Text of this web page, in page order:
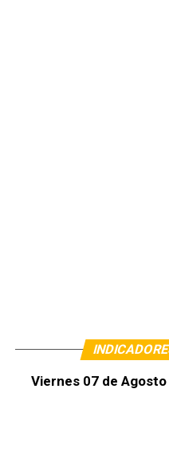
Viernes 07 de